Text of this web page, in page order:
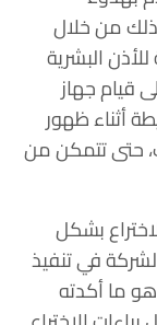
من خلال
البشرية
قيام جهاز
أثناء ظهور
حتى تتمكن من
بشكل
في تنفيذ
ما أكدته